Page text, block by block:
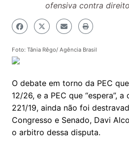
ofensiva contra
Foto: Tânia Rêgo/ Agência Brasil
O debate em torno da PEC
12/26, e a PEC que “espera”,
221/19, ainda não foi
Congresso e Senado, Davi
o arbitro dessa disputa.